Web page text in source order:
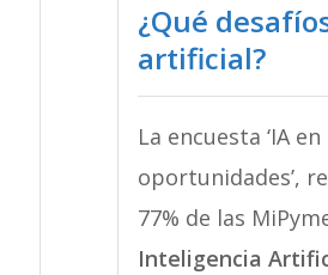
¿Qué
artificial?
La encuesta ‘IA
oportunidades’,
77% de las
Inteligencia